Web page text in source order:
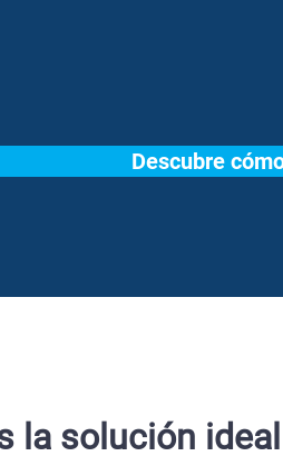
Descubre
la solución